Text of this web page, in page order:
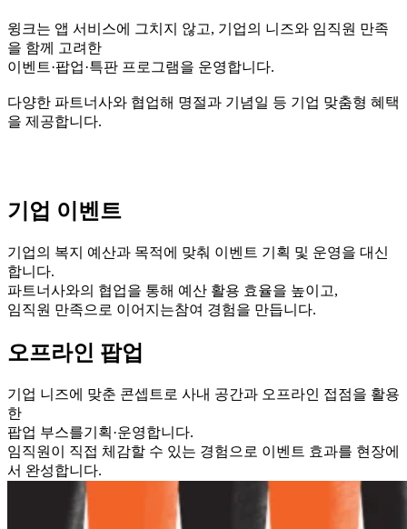
윙크는 앱 서비스에 그치지 않고, 기업의 니즈와 임직원 만족
을 함께 고려한
이벤트·팝업·특판 프로그램을 운영합니다.
다양한 파트너사와 협업해 명절과 기념일 등 기업 맞춤형 혜택
을 제공합니다.
기업 이벤트
기업의 복지 예산과 목적에 맞춰 이벤트 기획 및 운영을 대신
합니다.
파트너사와의 협업을 통해 예산 활용 효율을 높이고,
임직원 만족으로 이어지는참여 경험을 만듭니다.
오프라인 팝업
기업 니즈에 맞춘 콘셉트로 사내 공간과 오프라인 접점을 활용
한
팝업 부스를기획·운영합니다.
임직원이 직접 체감할 수 있는 경험으로 이벤트 효과를 현장에
서 완성합니다.